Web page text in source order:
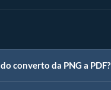
converto da PNG a PDF?